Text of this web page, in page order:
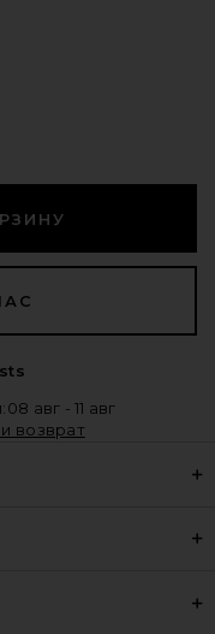
авг - 11 авг
возврат